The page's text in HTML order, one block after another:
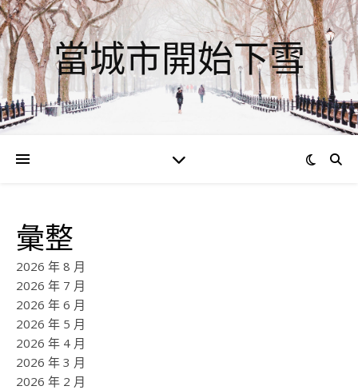
當城市開始下雪
彙整
2026 年 8 月
2026 年 7 月
2026 年 6 月
2026 年 5 月
2026 年 4 月
2026 年 3 月
2026 年 2 月